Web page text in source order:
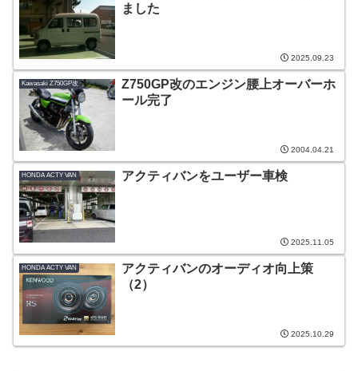
ました
2025.09.23
Kawasaki Z750GP改
Z750GP改のエンジン腰上オーバーホ
ール完了
2004.04.21
HONDA ACTY VAN アクティバンをユーザー車検
2025.11.05
HONDA ACTY VAN
アクティバンのオーディオ向上策
（2）
2025.10.29